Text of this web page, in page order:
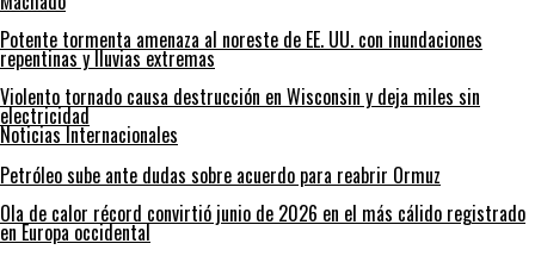
Potente tormenta amenaza al noreste de EE. UU. con inundaciones
repentinas y lluvias extremas
Violento tornado causa destrucción en Wisconsin y deja miles sin
electricidad
Noticias Internacionales
Petróleo sube ante dudas sobre acuerdo para reabrir Ormuz
Ola de calor récord convirtió junio de 2026 en el más cálido registrado
en Europa occidental